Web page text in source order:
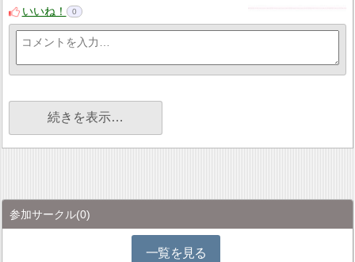
いいね！
0
続きを表示…
参加サークル(0)
一覧を見る